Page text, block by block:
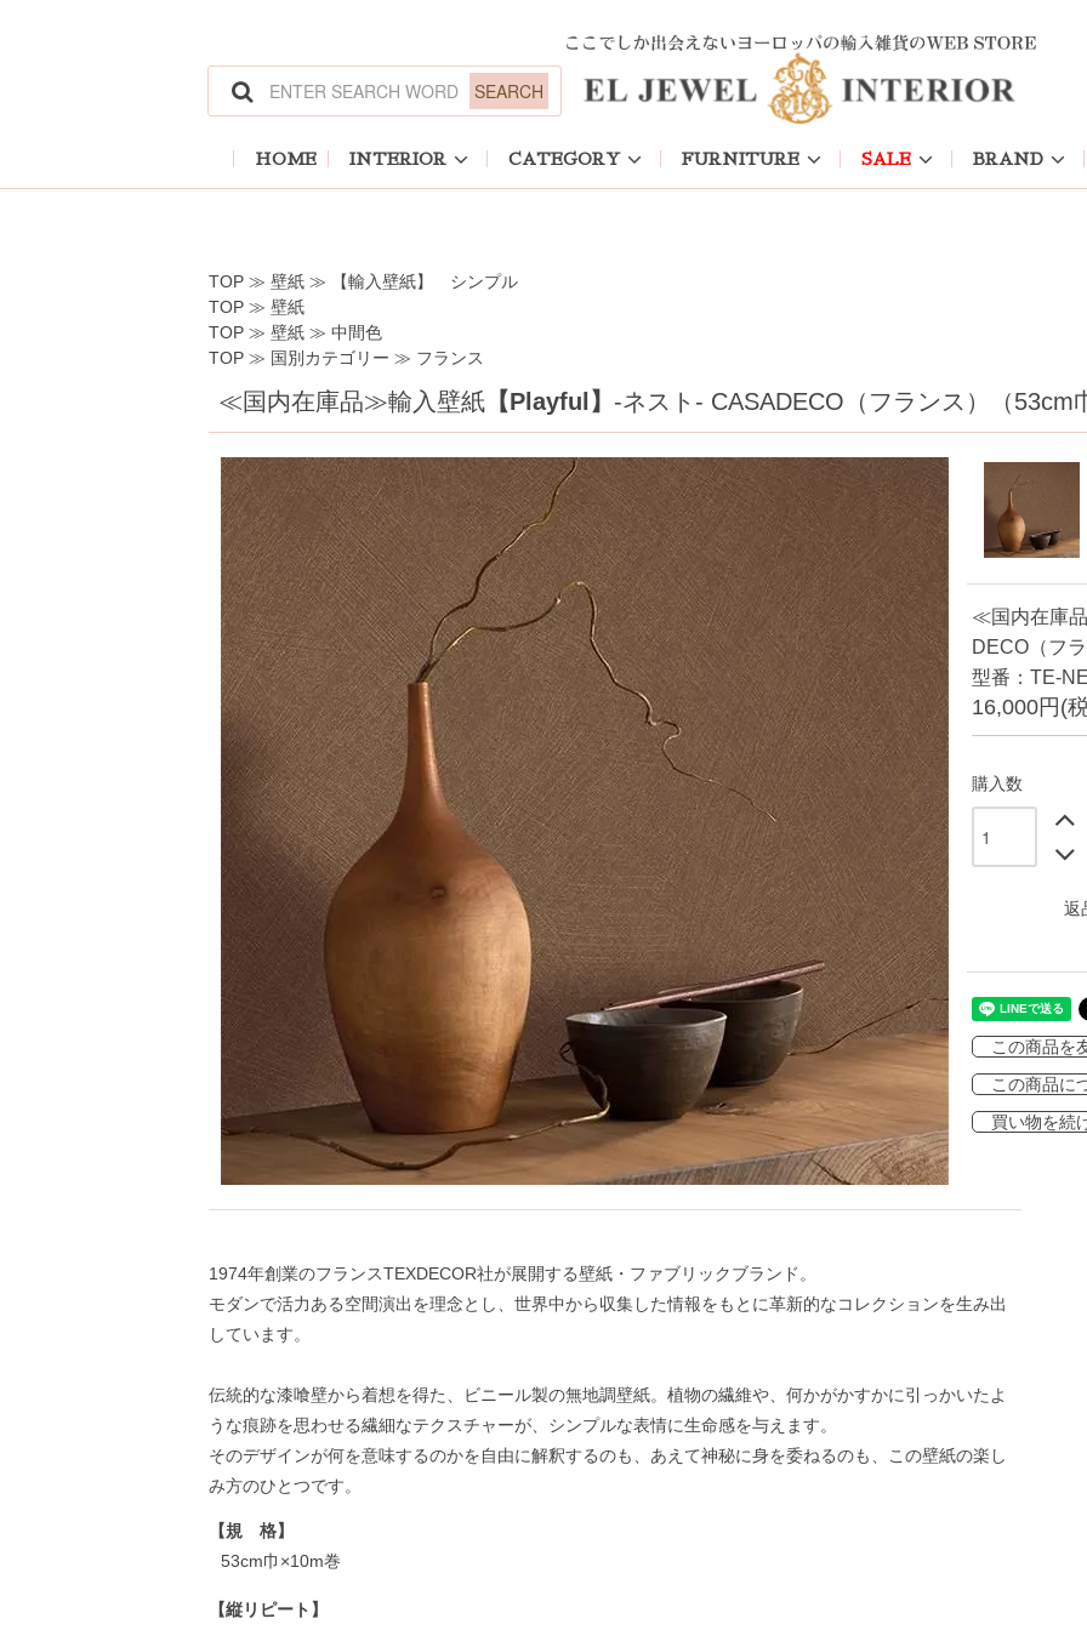
HOME INTERIOR CATEGORY FURNITURE SALE BRAND
ホーム
ホーム
>国別カテゴリー >フランス
TOP ≫ 壁紙 ≫
【輸入壁紙】 シンプル
TOP ≫ 壁紙
TOP ≫ 壁紙 ≫ 中間色
TOP ≫ 国別カテゴリー ≫ フランス
≪国内在庫品≫輸入壁紙 【Playful】 -ネスト- CASADECO（フランス）（
≪国内在庫
DECO（フ
型番：TE-
16,000円(
購入数
返
この商品を
この商品に
買い物を続
1974年創業のフランスTEXDECOR社が展開する壁紙・ファブリックブランド。
モダンで活力ある空間演出を理念とし、世界中から収集した情報をもとに革新的なコレクションを生み出
しています。
伝統的な漆喰壁から着想を得た、ビニール製の無地調壁紙。植物の繊維や、何かがかすかに引っかいたよ
うな痕跡を思わせる繊細なテクスチャーが、シンプルな表情に生命感を与えます。
そのデザインが何を意味するのかを自由に解釈するのも、あえて神秘に身を委ねるのも、この壁紙の楽し
み方のひとつです。
【規 格】
53cm巾×10m巻
【縦リピート】